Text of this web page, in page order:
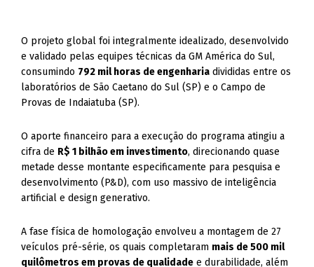
O projeto global foi integralmente idealizado, desenvolvido
e validado pelas equipes técnicas da GM América do Sul,
consumindo 792 mil horas de engenharia divididas entre os
laboratórios de São Caetano do Sul (SP) e o Campo de
Provas de Indaiatuba (SP).
O aporte financeiro para a execução do programa atingiu a
cifra de R$ 1 bilhão em investimento, direcionando quase
metade desse montante especificamente para pesquisa e
desenvolvimento (P&D), com uso massivo de inteligência
artificial e design generativo.
A fase física de homologação envolveu a montagem de 27
veículos pré-série, os quais completaram mais de 500 mil
quilômetros em provas de qualidade e durabilidade, além